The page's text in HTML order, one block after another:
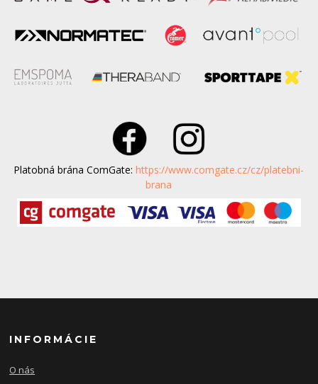
Platobná brána ComGate:https://www.comgate.cz/cz/platebni-
brana
INFORMÁCIE
O nás